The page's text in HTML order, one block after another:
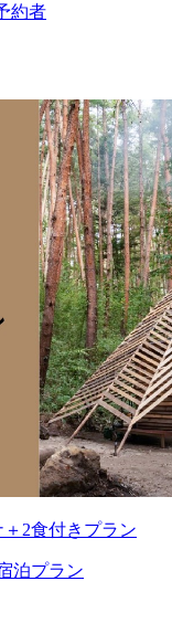
約者
2食付きプラン
泊プラン